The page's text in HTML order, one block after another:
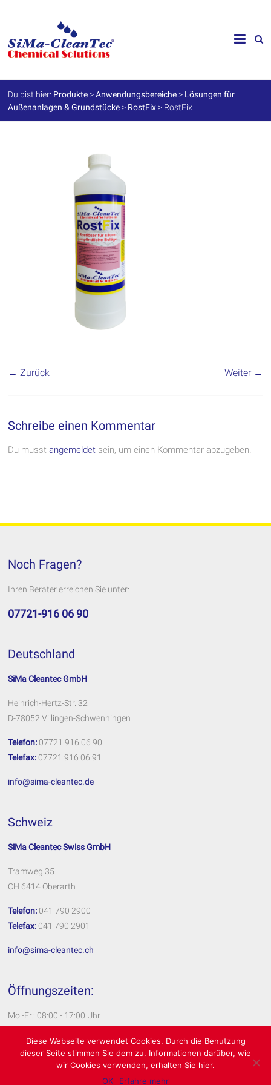
SiMa-
Cleantec
GmbH
Spezialprodukte
für
Du bist hier: Produkte >Anwendungsbereiche > Lösungen für
Außenanlagen & Grundstücke > RostFix > RostFix
← Zurück Weiter →
Schreibe einen Kommentar
Du musstangemeldet sein, um einen Kommentar abzugeben.
Noch Fragen?
Ihren Berater erreichen Sie unter:
07721-916 06 90
Deutschland
SiMa Cleantec GmbH
Heinrich-Hertz-Str. 32
D-78052 Villingen-Schwenningen
Telefon: 07721 916 06 90
Telefax: 07721 916 06 91
info@sima-cleantec.de
Schweiz
SiMa Cleantec Swiss GmbH
Tramweg 35
CH 6414 Oberarth
Telefon: 041 790 2900
Telefax: 041 790 2901
info@sima-cleantec.ch
Öffnungszeiten:
Mo.-Fr.: 08:00 - 17:00 Uhr
Impressum
Datenschutzerklärung
Diese Webseite verwendet Cookies. Durch die Benutzung
dieser Seite stimmen Sie dem zu. Informationen darüber, wie
wir Cookies verwenden, erhalten Sie hier.
OK
Erfahre mehr